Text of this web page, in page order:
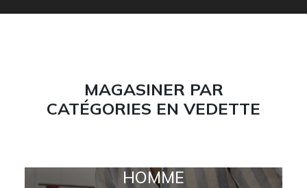
MAGASINER PAR
CATÉGORIES EN VEDETTE
HOMME